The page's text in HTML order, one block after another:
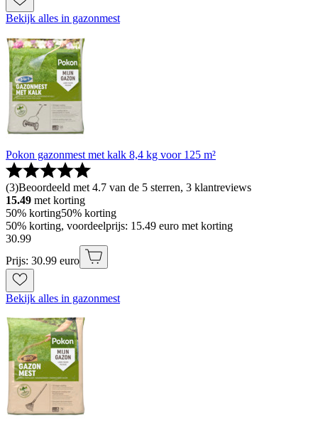
Bekijk alles in gazonmest
Pokon gazonmest met kalk 8,4 kg voor 125 m²
(3)Beoordeeld met 4.7 van de 5 sterren, 3 klantreviews
15.49 met korting
50% korting50% korting
50% korting, voordeelprijs: 15.49 euro met korting
30.99
Prijs: 30.99 euro
Bekijk alles in gazonmest